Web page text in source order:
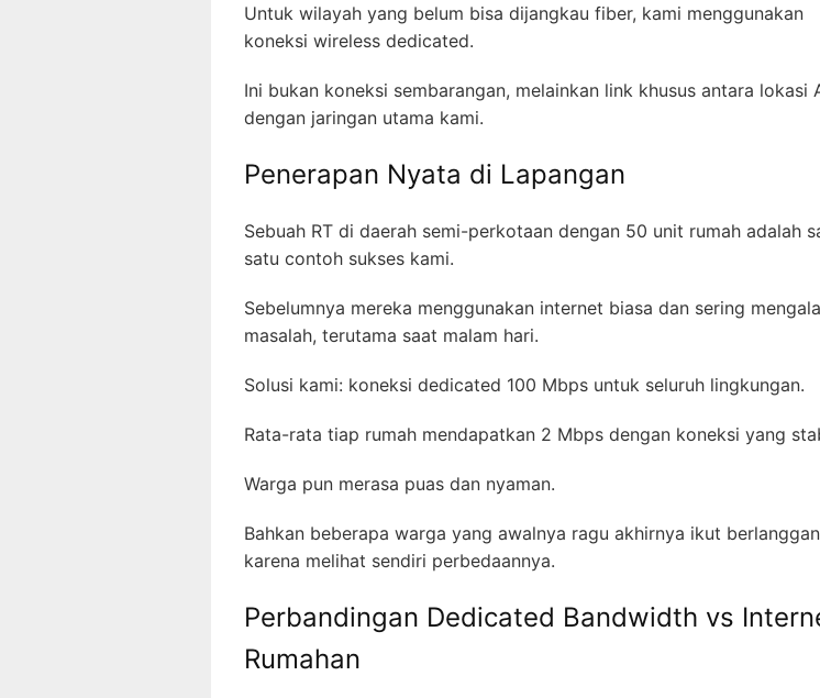
Untuk wilayah yang belum bisa dijangkau fiber, kami menggunakan
koneksi wireless dedicated.
Ini bukan koneksi sembarangan, melainkan link khusus antara lokasi
dengan jaringan utama kami.
Penerapan Nyata di Lapangan
Sebuah RT di daerah semi-perkotaan dengan 50 unit rumah adalah
satu contoh sukses kami.
Sebelumnya mereka menggunakan internet biasa dan sering
masalah, terutama saat malam hari.
Solusi kami: koneksi dedicated 100 Mbps untuk seluruh lingkungan.
Rata-rata tiap rumah mendapatkan 2 Mbps dengan koneksi yang
Warga pun merasa puas dan nyaman.
Bahkan beberapa warga yang awalnya ragu akhirnya ikut
karena melihat sendiri perbedaannya.
Perbandingan Dedicated Bandwidth vs
Rumahan